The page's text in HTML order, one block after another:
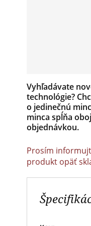
Vyhľadávate
technológie?
o jedinečnú
minca spĺňa
objednávkou.
Prosím
produkt opäť